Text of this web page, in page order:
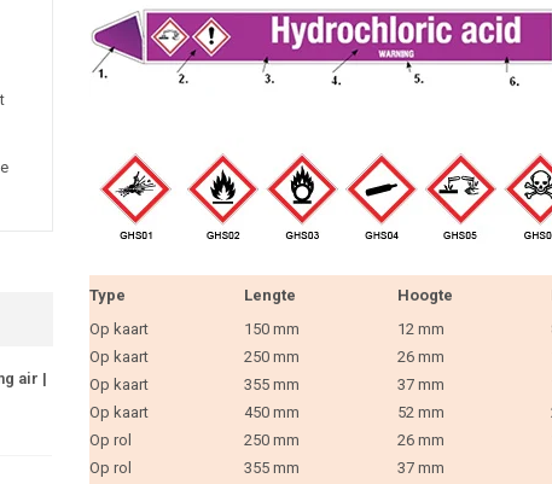
air |
Type Lengte Hoogte
Op kaart
150 mm 12 mm
Op kaart
250 mm 26 mm
Op kaart
355 mm 37 mm
Op kaart
450 mm 52 mm
Op rol
250 mm 26 mm
Op rol
355 mm 37 mm